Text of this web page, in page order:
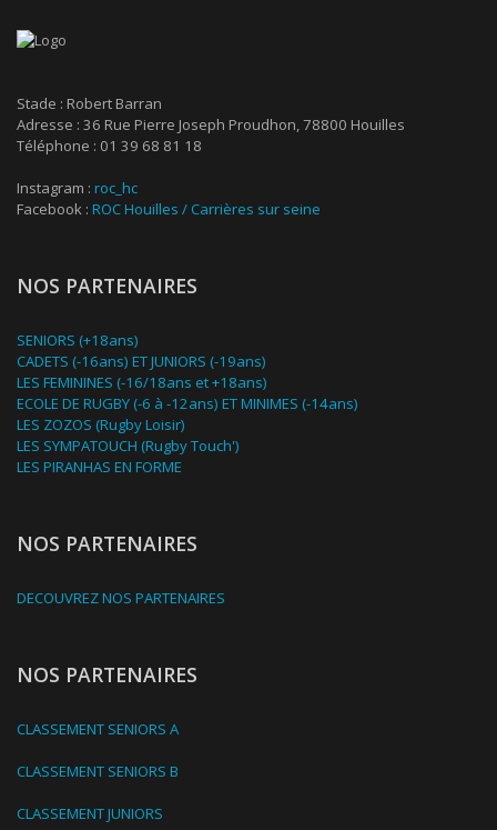
Stade : Robert Barran
Adresse : 36 Rue Pierre Joseph Proudhon, 78800 Houilles
Téléphone : 01 39 68 81 18
Instagram : roc_hc
Facebook : ROC Houilles / Carrières sur seine
NOS PARTENAIRES
SENIORS (+18ans)
CADETS (-16ans) ET JUNIORS (-19ans)
LES FEMININES (-16/18ans et +18ans)
ECOLE DE RUGBY (-6 à -12ans) ET MINIMES (-14ans)
LES ZOZOS (Rugby Loisir)
LES SYMPATOUCH (Rugby Touch')
LES PIRANHAS EN FORME
NOS PARTENAIRES
DECOUVREZ NOS PARTENAIRES
NOS PARTENAIRES
CLASSEMENT SENIORS A
CLASSEMENT SENIORS B
CLASSEMENT JUNIORS